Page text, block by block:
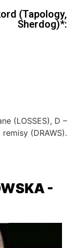
(Tapology,
Sherdog)*:
(LOSSES), D –
remisy (DRAWS).
-